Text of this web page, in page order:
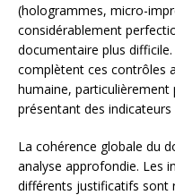
(hologrammes, micro-
considérablement
documentaire plus
complètent ces contrôles
humaine,
présentant des indicateurs
La cohérence globale du
analyse approfondie. Les
différents justificatifs sont